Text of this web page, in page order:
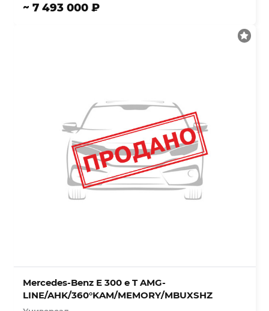
~ 7 493 000 ₽
Mercedes-Benz E 300 e T AMG-
LINE/AHK/360°KAM/MEMORY/MBUXSHZ